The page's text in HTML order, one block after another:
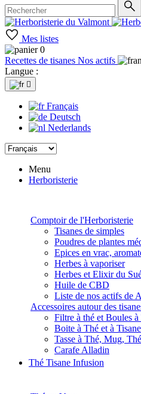
Mes listes
0
Recettes de tisanes Nos actifs
Langue :

Français
Deutsch
Nederlands
Menu
Herboristerie
Comptoir de l'Herboristerie
Tisanes de simples
Poudres de plantes
Epices en vrac,
Herbes à vaporiser
Herbes et Elixir du
Huile de CBD
Liste de nos actifs de
Accessoires autour des
Filtre à thé et Boules
Boite à Thé et à Tisane
Tasse à Thé, Mug,
Carafe Alladin
Thé Tisane Infusion